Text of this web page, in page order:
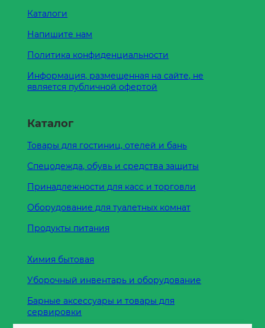
Каталоги
Напишите нам
Политика конфиденциальности
Информация, размещенная на сайте, не
является публичной офертой
Каталог
Товары для гостиниц, отелей и бань
Спецодежда, обувь и средства защиты
Принадлежности для касс и торговли
Оборудование для туалетных комнат
Продукты питания
Химия бытовая
Уборочный инвентарь и оборудование
Барные аксессуары и товары для
сервировки